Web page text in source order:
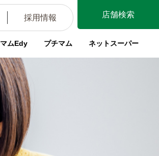
採用情報 店舗検索
マムEdy プチマム ネットスーパー